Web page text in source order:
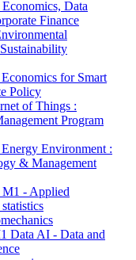
Data
Finance
for Smart
Policy
of Things :
Program
Environment :
& Management
- Applied
Data AI - Data and